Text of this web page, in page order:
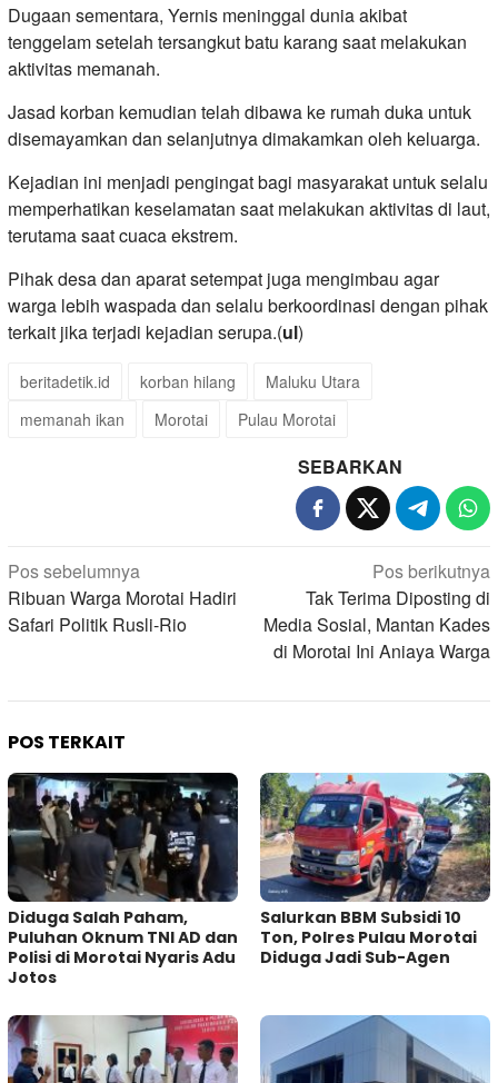
Dugaan sementara, Yernis meninggal dunia akibat
tenggelam setelah tersangkut batu karang saat melakukan
aktivitas memanah.
Jasad korban kemudian telah dibawa ke rumah duka untuk
disemayamkan dan selanjutnya dimakamkan oleh keluarga.
Kejadian ini menjadi pengingat bagi masyarakat untuk selalu
memperhatikan keselamatan saat melakukan aktivitas di laut,
terutama saat cuaca ekstrem.
Pihak desa dan aparat setempat juga mengimbau agar
warga lebih waspada dan selalu berkoordinasi dengan pihak
terkait jika terjadi kejadian serupa.(ul)
beritadetik.id korban hilang
Maluku Utara
memanah ikan
Morotai Pulau Morotai
SEBARKAN
Navigasi
pos
Pos sebelumnya
Ribuan Warga Morotai Hadiri
Safari Politik Rusli-Rio
Pos berikutnya
Tak Terima Diposting di
Media Sosial, Mantan Kades
di Morotai Ini Aniaya Warga
POS TERKAIT
Diduga Salah Paham,
Puluhan Oknum TNI AD dan
Polisi di Morotai Nyaris Adu
Jotos
Salurkan BBM Subsidi 10
Ton, Polres Pulau Morotai
Diduga Jadi Sub-Agen